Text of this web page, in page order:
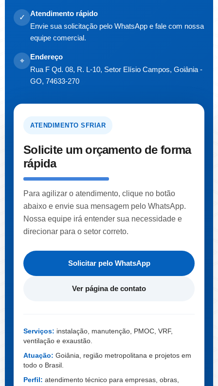
✓
Atendimento rápido
Envie sua solicitação pelo WhatsApp e fale com nossa
equipe comercial.
⌖
Endereço
Rua F Qd. 08, R. L-10, Setor Elísio Campos, Goiânia -
GO, 74633-270
ATENDIMENTO SFRIAR
Solicite um orçamento de forma
rápida
Para agilizar o atendimento, clique no botão
abaixo e envie sua mensagem pelo WhatsApp.
Nossa equipe irá entender sua necessidade e
direcionar para o setor correto.
Solicitar pelo WhatsApp
Ver página de contato
Serviços: instalação, manutenção, PMOC, VRF,
ventilação e exaustão.
Atuação: Goiânia, região metropolitana e projetos em
todo o Brasil.
Perfil: atendimento técnico para empresas, obras,